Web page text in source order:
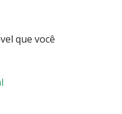
que você